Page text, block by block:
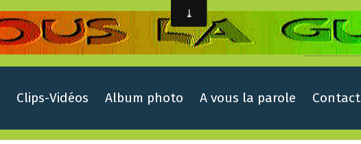
Clips-Vidéos Album photo A vous la parole Contact